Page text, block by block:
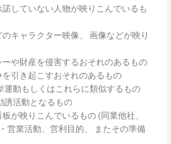
諾していない人物が映りこんでいるも
のキャラクター映像、 画像などが映り
ーや財産を侵害するおそれのあるもの
を引き起こすおそれのあるもの
運動もしくはこれらに類似するもの
誘活動となるもの
が映りこんでいるもの (同業他社、
営業活動、営利目的、 またその準備